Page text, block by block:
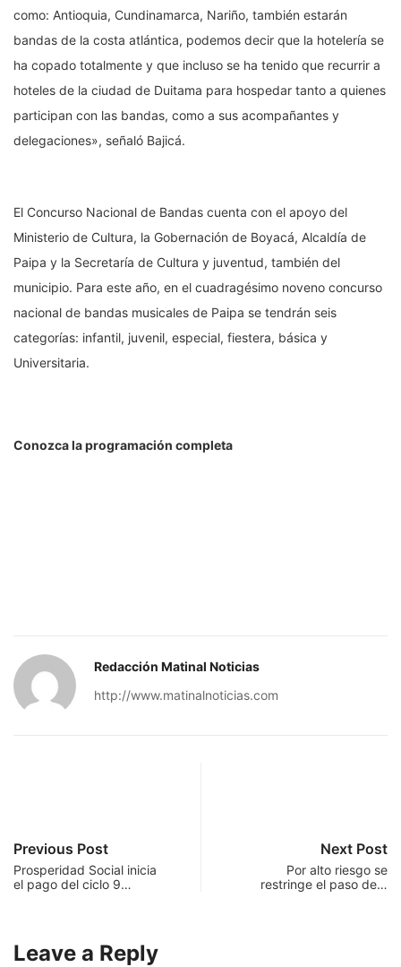
como: Antioquia, Cundinamarca, Nariño, también estarán
bandas de la costa atlántica, podemos decir que la hotelería se
ha copado totalmente y que incluso se ha tenido que recurrir a
hoteles de la ciudad de Duitama para hospedar tanto a quienes
participan con las bandas, como a sus acompañantes y
delegaciones», señaló Bajicá.
El Concurso Nacional de Bandas cuenta con el apoyo del
Ministerio de Cultura, la Gobernación de Boyacá, Alcaldía de
Paipa y la Secretaría de Cultura y juventud, también del
municipio. Para este año, en el cuadragésimo noveno concurso
nacional de bandas musicales de Paipa se tendrán seis
categorías: infantil, juvenil, especial, fiestera, básica y
Universitaria.
Conozca la programación completa
Redacción Matinal Noticias
http://www.matinalnoticias.com
Previous Post
Prosperidad Social inicia
el pago del ciclo 9…
Next Post
Por alto riesgo se
restringe el paso de…
Leave a Reply